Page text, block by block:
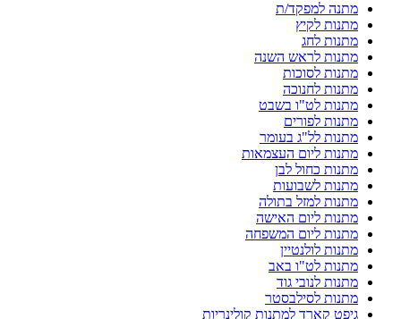
מתנה למפקד/ת
מתנות לקיץ
מתנות לחג
מתנות לראש השנה
מתנות לסוכות
מתנות לחנוכה
מתנות לט"ו בשבט
מתנות לפורים
מתנות לל"ג בעומר
מתנות ליום העצמאות
מתנות כחול לבן
מתנות לשבועות
מתנות למזל בתולה
מתנות ליום האישה
מתנות ליום המשפחה
מתנות לולנטיין
מתנות לט"ו באב
מתנות לנובי גוד
מתנות לסילבסטר
גיפט קארד למתנות קולינריות